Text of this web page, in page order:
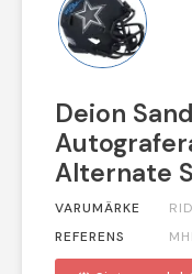
Deion
Alternate
VARUMÄRKE
REFERENS